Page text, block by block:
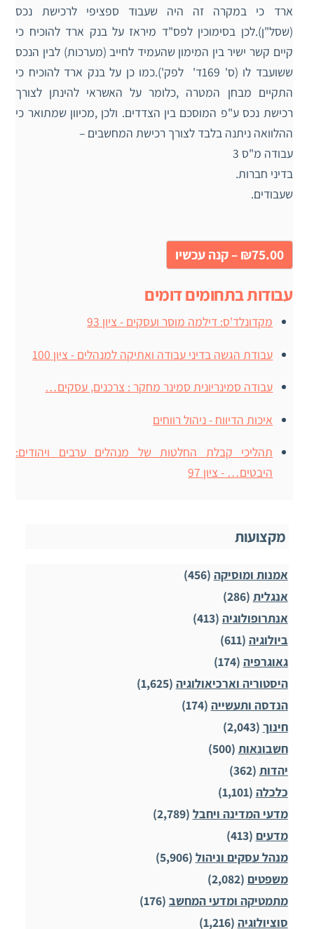
ארד כי במקרה זה היה שעבוד ספציפי לרכישת נכס
(שסל"ן).לכן בסימוכין לפס"ד מיראז על בנק ארד להוכיח כי
קיים קשר ישיר בין המימון שהעמיד לחייב (מערכות) לבין הנכס
ששועבד לו (ס' 169ד' לפק').כמו כן על בנק ארד להוכיח כי
התקיים מבחן המטרה ,כלומר על האשראי להינתן לצורך
רכישת נכס ע"פ המוסכם בין הצדדים. ולכן ,מכיוון שמתואר כי
ההלוואה ניתנה בלבד לצורך רכישת המחשבים –
עבודה מ"ס 3
בדיני חברות.
שעבודים.
₪75.00 – קנה עכשיו
עבודות בתחומים דומים
מקדונלד'ס: דילמה מוסר ועסקים - ציון 93
עבודת הגשה בדיני עבודה ואתיקה למנהלים - ציון 100
עבודה סמינריונית סמינר מחקר : צרכנים, עסקים…
איכות הדיווח - ניהול רווחים
תהליכי קבלת החלטות של מנהלים ערבים ויהודים:
היבטים… - ציון 97
מקצועות
אמנות ומוסיקה (456)
אנגלית (286)
אנתרופולוגיה (413)
ביולוגיה (611)
גאוגרפיה (174)
היסטוריה וארכיאולוגיה (1,625)
הנדסה ותעשייה (174)
חינוך (2,043)
חשבונאות (500)
יהדות (362)
כלכלה (1,101)
מדעי המדינה ויחבל (2,789)
מדעים (413)
מנהל עסקים וניהול (5,906)
משפטים (2,082)
מתמטיקה ומדעי המחשב (176)
סוציולוגיה (1,216)